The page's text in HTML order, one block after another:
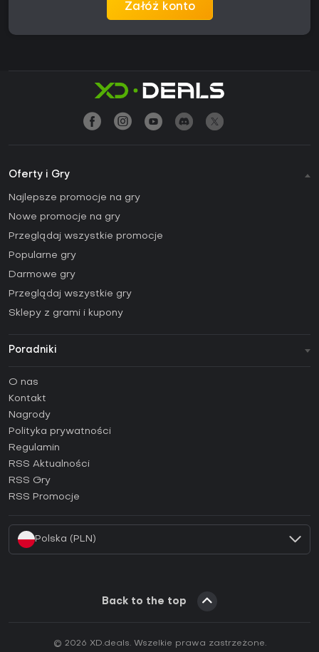
Załóż konto
Oferty i Gry
Najlepsze promocje na gry
Nowe promocje na gry
Przeglądaj wszystkie promocje
Popularne gry
Darmowe gry
Przeglądaj wszystkie gry
Sklepy z grami i kupony
Poradniki
Poradniki
Jak aktywować klucz Steam (CD Key)?
Jak aktywować klucz Epic Games (CD Key)?
Jak aktywować klucz GOG (CD Key)?
Jak aktywować klucz Ubisoft Connect (CD Key)?
O nas
Kontakt
Nagrody
Polityka prywatności
Regulamin
RSS Aktualności
RSS Gry
RSS Promocje
Polska (PLN)
Back to the top
© 2026 XD.deals. Wszelkie prawa zastrzeżone.